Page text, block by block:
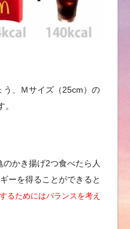
、Ｍサイズ（25cm）の
かき揚げ2つ食べたら人
ーを得ることができると
るためにはバランスを考え